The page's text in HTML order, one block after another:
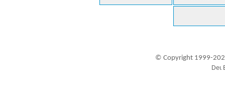
© Copyright 1999-